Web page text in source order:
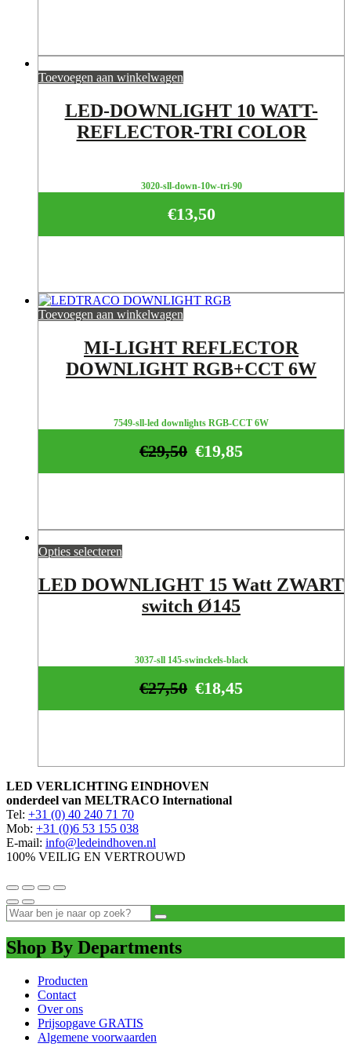
Toevoegen aan winkelwagen
LED-DOWNLIGHT 10 WATT-
REFLECTOR-TRI COLOR
3020-sll-down-10w-tri-90
€13,50
Toevoegen aan winkelwagen
MI-LIGHT REFLECTOR
DOWNLIGHT RGB+CCT 6W
7549-sll-led downlights RGB-CCT 6W
€19,85
€29,50
Opties selecteren
LED DOWNLIGHT 15 Watt ZWART
switch Ø145
3037-sll 145-swinckels-black
€18,45
€27,50
LED VERLICHTING EINDHOVEN
onderdeel van MELTRACO International
Tel: +31 (0) 40 240 71 70
Mob: +31 (0)6 53 155 038
E-mail: info@ledeindhoven.nl
100% VEILIG EN VERTROUWD
Shop By Departments
Producten
Contact
Over ons
Prijsopgave GRATIS
Algemene voorwaarden